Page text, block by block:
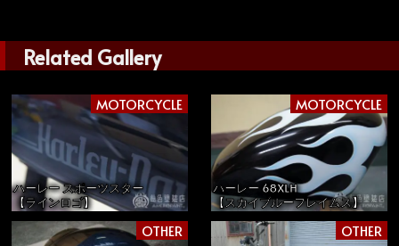
Related Gallery
MOTORCYCLE
ハーレー スポーツスター
【ラインロゴ】
MOTORCYCLE
ハーレー 68XLH
【スカイブルーフレイムス】
OTHER OTHER